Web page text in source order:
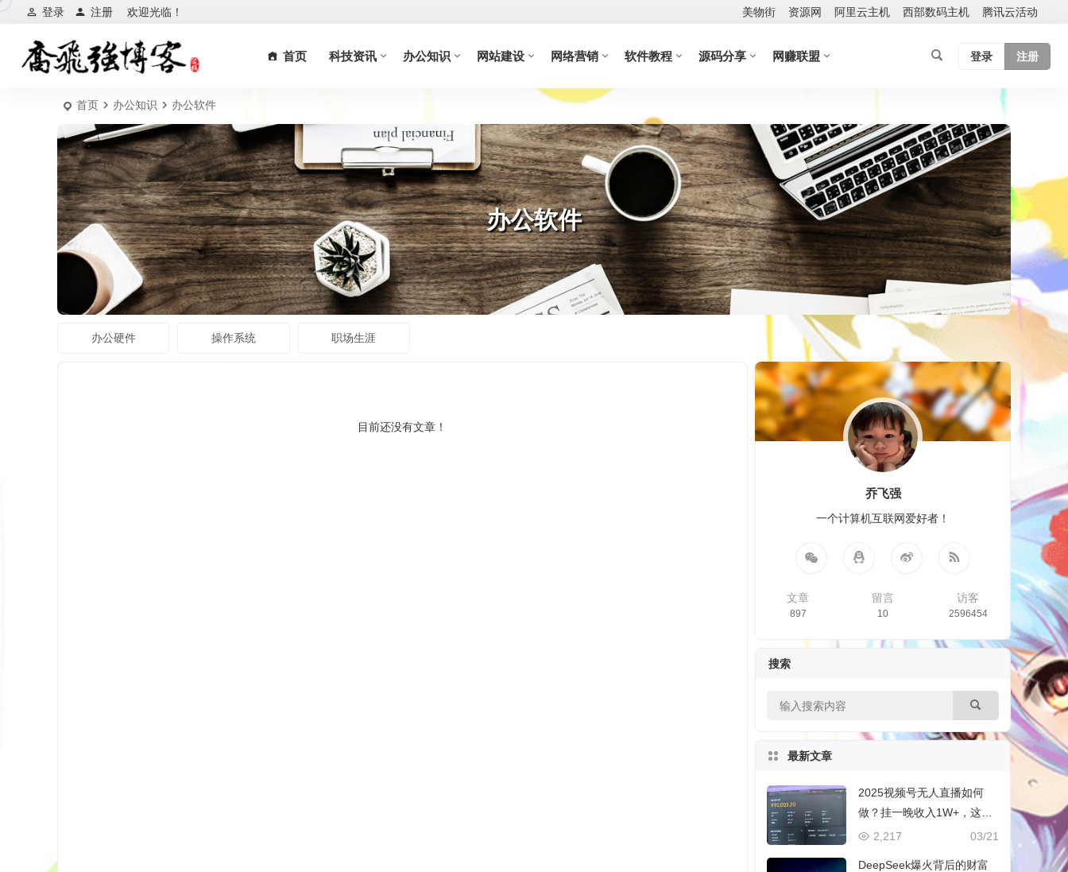
欢迎光临！
登录 注册 美物街 资源网 阿里云主机 西部数码主机 腾讯云活动
首页 科技资讯 办公知识 网站建设 网络营销 软件教程 源码分享 网赚联盟 登录 注册
首页 办公知识 办公软件
办公软件
办公硬件 操作系统 职场生涯
目前还没有文章！
乔飞强
一个计算机互联网爱好者！
文章
897
留言
10
访客
2596454
搜索
最新文章
2025视频号无人直播如何
做？挂一晚收入1W+，这份
教程，小白可做~
03/21
2,217
DeepSeek爆火背后的财富